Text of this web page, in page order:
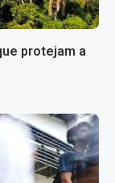
protejam a